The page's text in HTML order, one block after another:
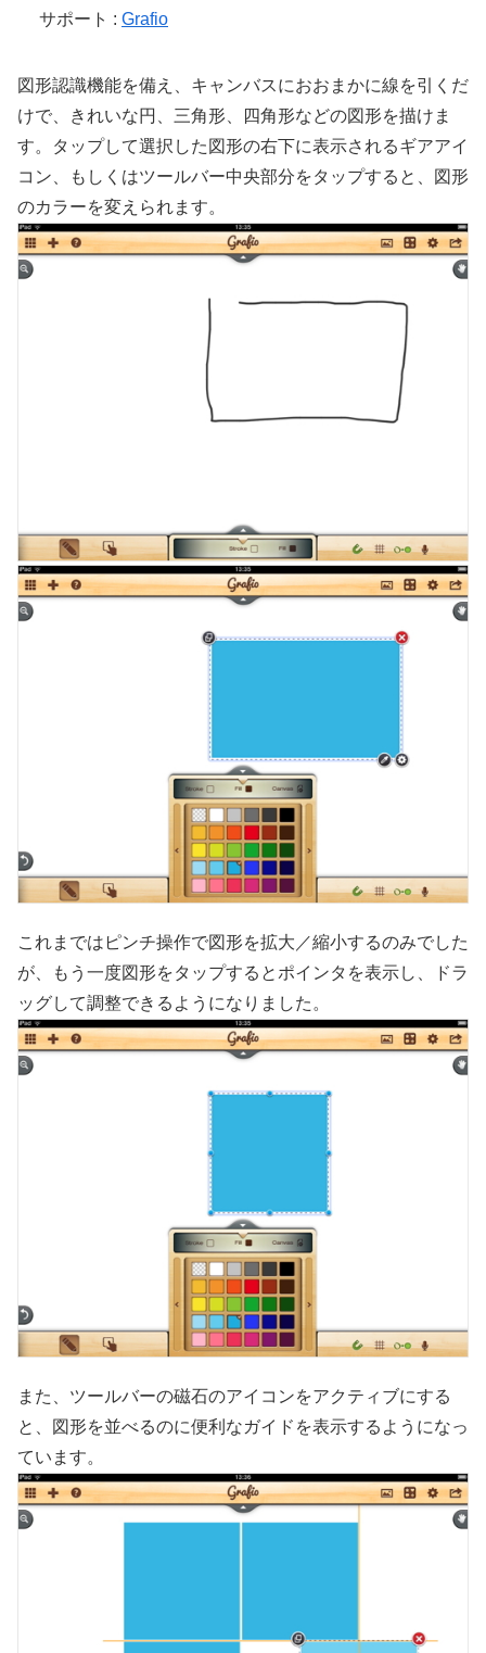
サポート : Grafio
図形認識機能を備え、キャンバスにおおまかに線を引くだ
けで、きれいな円、三角形、四角形などの図形を描けま
す。タップして選択した図形の右下に表示されるギアアイ
コン、もしくはツールバー中央部分をタップすると、図形
のカラーを変えられます。
これまではピンチ操作で図形を拡大／縮小するのみでした
が、もう一度図形をタップするとポインタを表示し、ドラ
ッグして調整できるようになりました。
また、ツールバーの磁石のアイコンをアクティブにする
と、図形を並べるのに便利なガイドを表示するようになっ
ています。